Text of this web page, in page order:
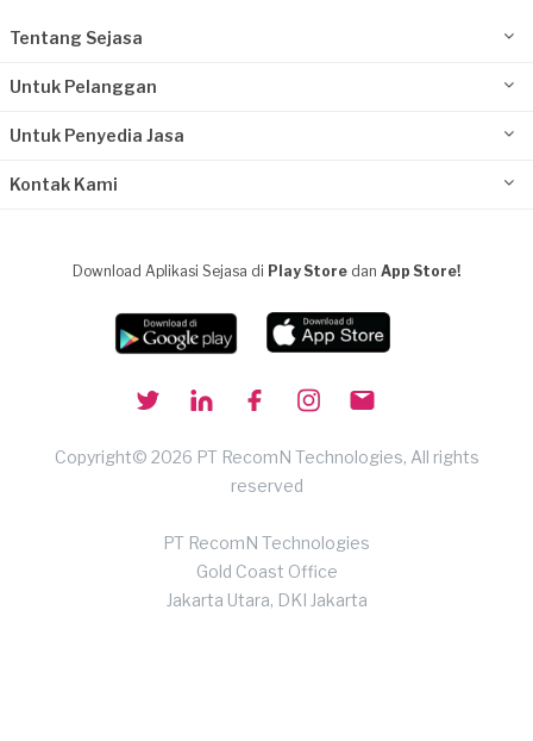
Tentang Sejasa
Untuk Pelanggan
Untuk Penyedia Jasa
Kontak Kami
Download Aplikasi Sejasa di Play Store dan App Store!
Copyright© 2026 PT RecomN Technologies, All rights
reserved
PT RecomN Technologies
Gold Coast Office
Jakarta Utara, DKI Jakarta